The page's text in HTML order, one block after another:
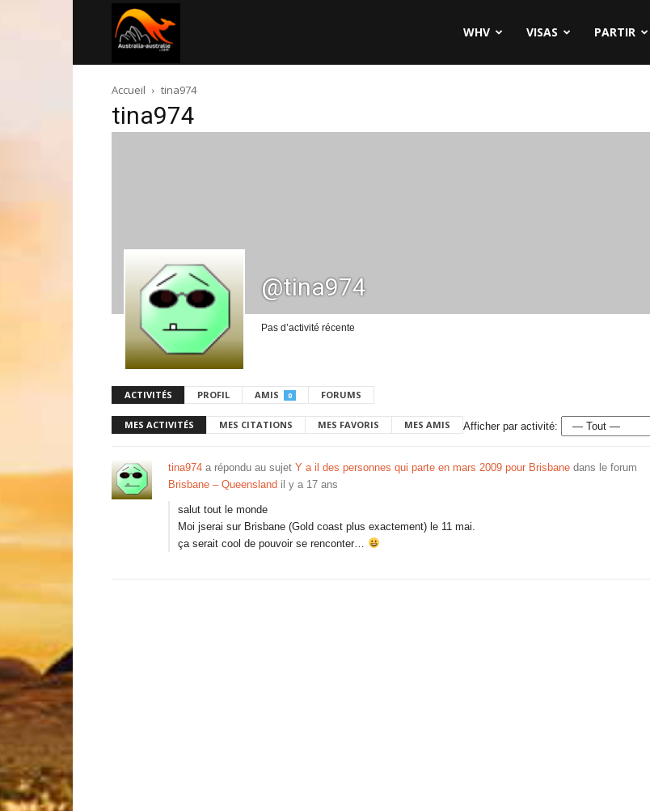
australie.com
WHV VISAS PARTIR
Accueil tina974
tina974
@tina974
Pas d’activité récente
ACTIVITÉS PROFIL AMIS 0 FORUMS
MES ACTIVITÉS MES CITATIONS MES FAVORIS MES AMIS Afficher par activité:
tina974 a répondu au sujet Y a il des personnes qui parte en mars 2009 pour Brisbane dans le forum
Brisbane – Queensland il y a 17 ans
salut tout le monde
Moi jserai sur Brisbane (Gold coast plus exactement) le 11 mai.
ça serait cool de pouvoir se renconter…